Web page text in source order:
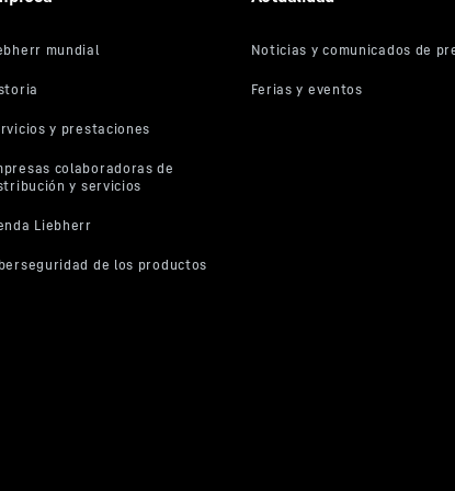
Peso martillo máx. (incl. la maza)